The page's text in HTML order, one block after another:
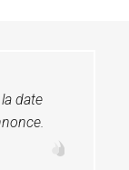
date